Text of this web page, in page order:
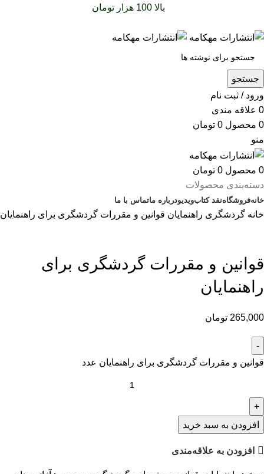
بالا 100 هزار تومان
جستجو
ورود / ثبت نام
0 علاقه مندی
0 محصول 0 تومان
منو
0 محصول 0 تومان
دسته‌بندی محصولات
خانهفروشگاهنقد کتابویدیودرباره‌ ماتماس با ما
خانه گردشگری راهنمایان قوانین و مقررات گردشگری برای راهنمایان
قوانین و مقررات گردشگری برای
راهنمایان
265,000 تومان
قوانین و مقررات گردشگری برای راهنمایان عدد
افزودن به سبد خرید
افزودن به علاقه‌مندی